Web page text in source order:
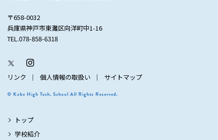
〒658-0032
兵庫県神戸市東灘区向洋町中1-16
TEL.078-858-6318
リンク 個人情報の取扱い サイトマップ
© Kobe High Tech. School All Rights Reserved.
トップ
学校紹介